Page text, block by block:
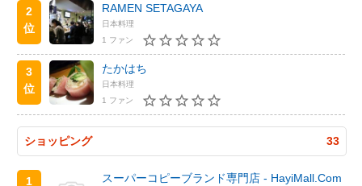
2
位
RAMEN SETAGAYA
日本料理
1 ファン
3
位
たかはち
日本料理
1 ファン
ショッピング 33
1
スーパーコピーブランド専門店 - HayiMall.Com